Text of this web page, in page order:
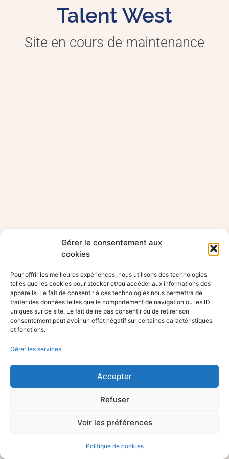
Gérer le consentement aux
cookies
Pour offrir les meilleures expériences, nous utilisons des technologies
telles que les cookies pour stocker et/ou accéder aux informations des
appareils. Le fait de consentir à ces technologies nous permettra de
traiter des données telles que le comportement de navigation ou les ID
uniques sur ce site. Le fait de ne pas consentir ou de retirer son
consentement peut avoir un effet négatif sur certaines caractéristiques
et fonctions.
Gérer les services
Accepter
Refuser
Voir les préférences
Politique de cookies
Talent West
Site en cours de maintenance